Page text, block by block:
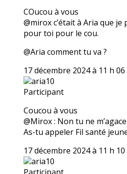
COucou à vous
@mirox c’était à Aria que
pour toi pour le cou.
@Aria comment tu va ?
17 décembre 2024 à 11 h
aria10
Participant
Coucou à vous
@Mirox : Non tu ne
As-tu appeler Fil santé
17 décembre 2024 à 11 h
aria10